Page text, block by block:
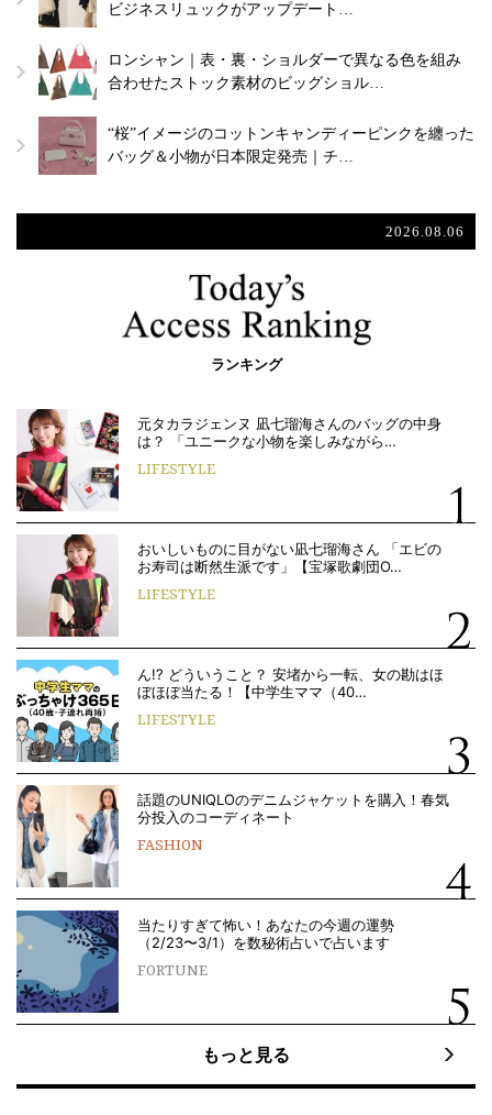
ビジネスリュックがアップデート…
ロンシャン｜表・裏・ショルダーで異なる色を組み
合わせたストック素材のビッグショル…
“桜”イメージのコットンキャンディーピンクを纏った
バッグ＆小物が日本限定発売｜チ…
2026.08.06
ランキング
元タカラジェンヌ 凪七瑠海さんのバッグの中身
は？ 「ユニークな小物を楽しみながら…
LIFESTYLE
おいしいものに目がない凪七瑠海さん 「エビの
お寿司は断然生派です」【宝塚歌劇団O…
LIFESTYLE
ん!? どういうこと？ 安堵から一転、女の勘はほ
ぼほぼ当たる！【中学生ママ（40…
LIFESTYLE
話題のUNIQLOのデニムジャケットを購入！春気
分投入のコーディネート
FASHION
当たりすぎて怖い！あなたの今週の運勢
（2/23〜3/1）を数秘術占いで占います
FORTUNE
もっと見る